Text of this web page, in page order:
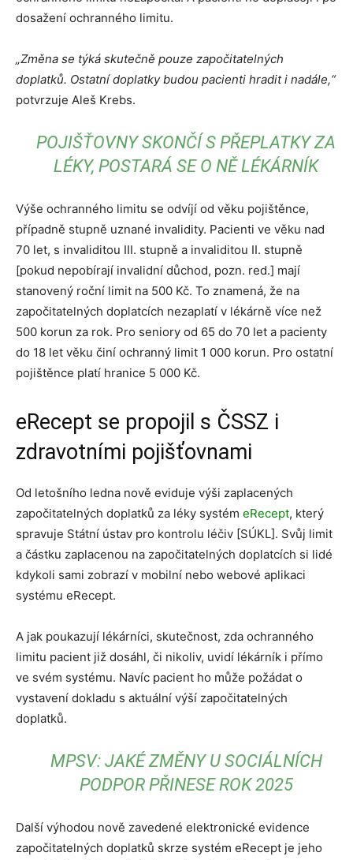
dosažení ochranného limitu.
„Změna se týká skutečně pouze započitatelných
doplatků. Ostatní doplatky budou pacienti hradit i nadále,“
potvrzuje Aleš Krebs.
POJIŠŤOVNY SKONČÍ S PŘEPLATKY ZA
LÉKY, POSTARÁ SE O NĚ LÉKÁRNÍK
Výše ochranného limitu se odvíjí od věku pojištěnce,
případně stupně uznané invalidity. Pacienti ve věku nad
70 let, s invaliditou III. stupně a invaliditou II. stupně
[pokud nepobírají invalidní důchod, pozn. red.] mají
stanovený roční limit na 500 Kč. To znamená, že na
započitatelných doplatcích nezaplatí v lékárně více než
500 korun za rok. Pro seniory od 65 do 70 let a pacienty
do 18 let věku činí ochranný limit 1 000 korun. Pro ostatní
pojištěnce platí hranice 5 000 Kč.
eRecept se propojil s ČSSZ i
zdravotními pojišťovnami
Od letošního ledna nově eviduje výši zaplacených
započitatelných doplatků za léky systém eRecept, který
spravuje Státní ústav pro kontrolu léčiv [SÚKL]. Svůj limit
a částku zaplacenou na započitatelných doplatcích si lidé
kdykoli sami zobrazí v mobilní nebo webové aplikaci
systému eRecept.
A jak poukazují lékárníci, skutečnost, zda ochranného
limitu pacient již dosáhl, či nikoliv, uvidí lékárník i přímo
ve svém systému. Navíc pacient ho může požádat o
vystavení dokladu s aktuální výší započitatelných
doplatků.
MPSV: JAKÉ ZMĚNY U SOCIÁLNÍCH
PODPOR PŘINESE ROK 2025
Další výhodou nově zavedené elektronické evidence
započitatelných doplatků skrze systém eRecept je jeho